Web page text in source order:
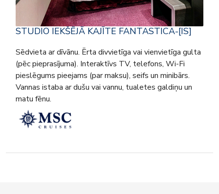
STUDIO IEKŠĒJĀ KAJĪTE FANTASTICA-[IS]
Sēdvieta ar dīvānu. Ērta divvietīga vai vienvietīga gulta
(pēc pieprasījuma). Interaktīvs TV, telefons, Wi-Fi
pieslēgums pieejams (par maksu), seifs un minibārs.
Vannas istaba ar dušu vai vannu, tualetes galdiņu un
matu fēnu.